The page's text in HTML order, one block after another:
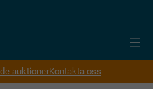
auktionerKontakta oss